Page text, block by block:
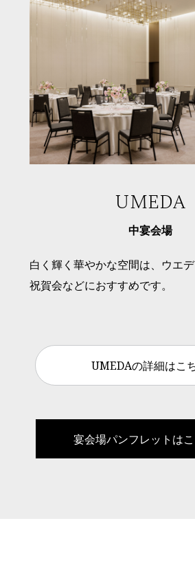
UMEDA
中宴会場
白く輝く華やかな空間は、ウエ
祝賀会などにおすすめです。
UMEDAの詳細はこ
宴会場パンフレットは